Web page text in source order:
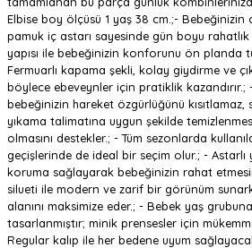
Elbise boy ölçüsü 1 yaş 38 cm.;-
pamuk iç astarı sayesinde gün boyu
yapısı ile bebeğinizin konforunu ön planda
Fermuarlı kapama şekli, kolay giydirme ve
böylece ebeveynler için pratiklik kazandırır.;
bebeğinizin hareket özgürlüğünü kısıtlamaz,
yıkama talimatına uygun şekilde
olmasını destekler.; - Tüm sezonlarda
geçişlerinde de ideal bir seçim olur.; - Astarlı
koruma sağlayarak bebeğinizin rahat
silueti ile modern ve zarif bir görünüm
alanını maksimize eder.; - Bebek yaş
tasarlanmıştır; minik prensesler için
Regular kalıp ile her bedene uyum